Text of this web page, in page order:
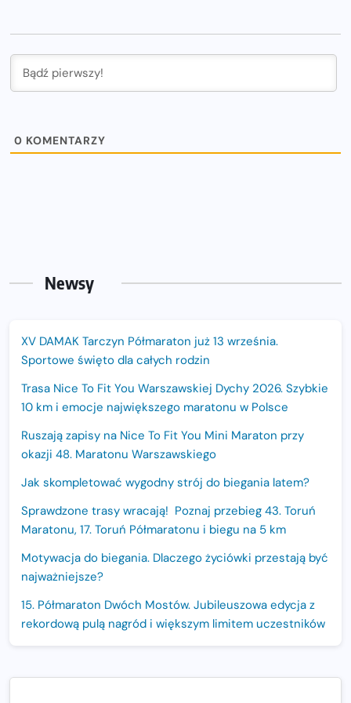
0 KOMENTARZY
Newsy
XV DAMAK Tarczyn Półmaraton już 13 września.
Sportowe święto dla całych rodzin
Trasa Nice To Fit You Warszawskiej Dychy 2026. Szybkie
10 km i emocje największego maratonu w Polsce
Ruszają zapisy na Nice To Fit You Mini Maraton przy
okazji 48. Maratonu Warszawskiego
Jak skompletować wygodny strój do biegania latem?
Sprawdzone trasy wracają! Poznaj przebieg 43. Toruń
Maratonu, 17. Toruń Półmaratonu i biegu na 5 km
Motywacja do biegania. Dlaczego życiówki przestają być
najważniejsze?
15. Półmaraton Dwóch Mostów. Jubileuszowa edycja z
rekordową pulą nagród i większym limitem uczestników